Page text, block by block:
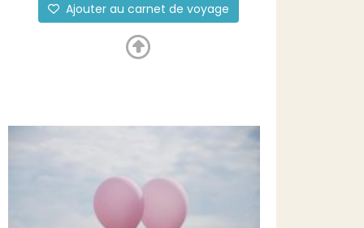
Ajouter au carnet de voyage